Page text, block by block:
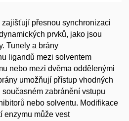
zajišťují přesnou synchronizaci
prvků, jako jsou
Tunely a brány
ligandů mezi solventem
nebo mezi dvěma oddělenými
umožňují přístup vhodných
zabránění vstupu
nebo solventu. Modifikace
enzymu může vest